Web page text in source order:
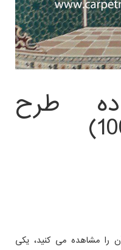
طرح
را مشاهده می کنید، یکی